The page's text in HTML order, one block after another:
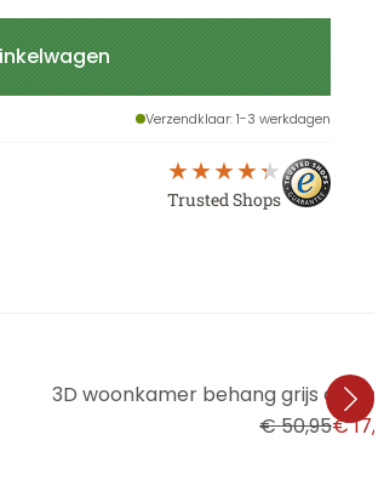
Verzendklaar: 1-3 werkdagen
Trusted Shops
3D woonkamer behang grijs
€ 50,95€